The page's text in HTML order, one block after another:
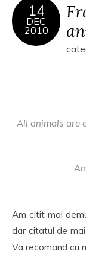
14
DEC
2010
All animals are
Am citit mai
dar citatul de
Va recomand cu